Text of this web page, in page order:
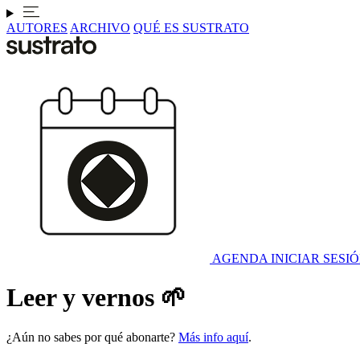
AUTORES ARCHIVO QUÉ ES SUSTRATO
AGENDA INICIAR
Leer y vernos 🌱
¿Aún no sabes por qué abonarte? Más info aquí.